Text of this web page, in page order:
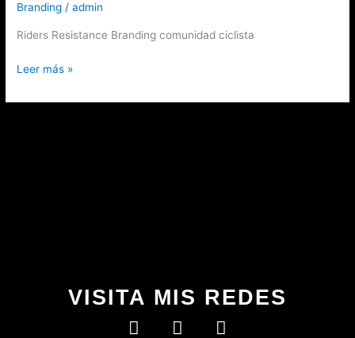
Branding /admin
Riders Resistance Branding comunidad ciclista
Leer más »
VISITA MIS REDES
I
T
B